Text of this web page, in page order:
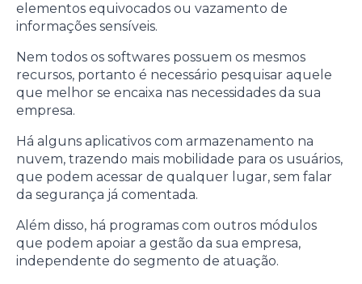
elementos equivocados ou vazamento de
informações sensíveis.
Nem todos os softwares possuem os mesmos
recursos, portanto é necessário pesquisar aquele
que melhor se encaixa nas necessidades da sua
empresa.
Há alguns aplicativos com armazenamento na
nuvem, trazendo mais mobilidade para os usuários,
que podem acessar de qualquer lugar, sem falar
da segurança já comentada.
Além disso, há programas com outros módulos
que podem apoiar a gestão da sua empresa,
independente do segmento de atuação.